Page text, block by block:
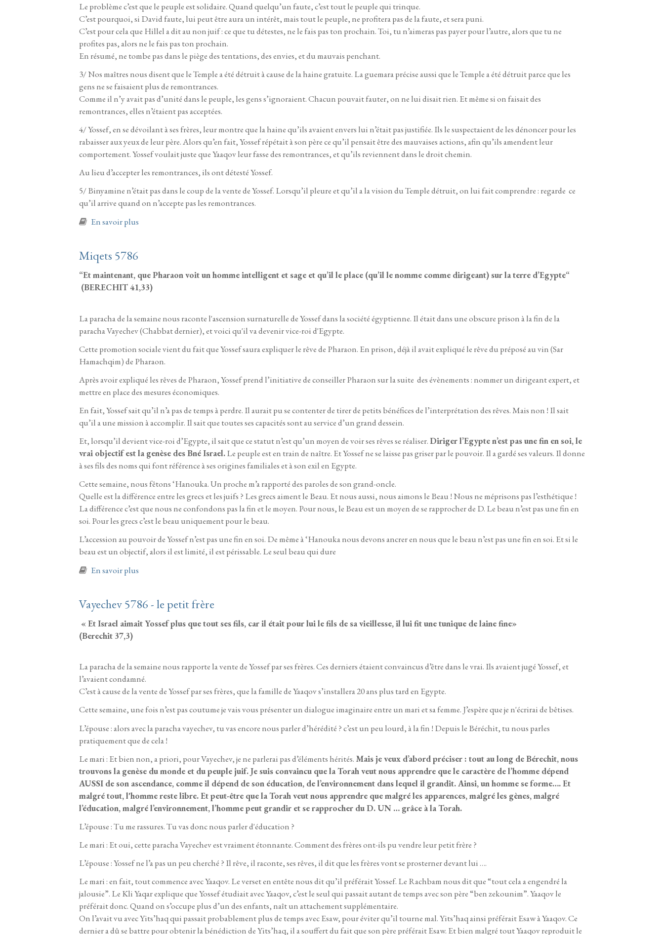
Le problème c’est que le peuple est solidaire. Quand quelqu’un faute, c’est tout le peuple qui trinque.
C’est pourquoi, si David faute, lui peut être aura un intérêt, mais tout le peuple, ne profitera pas de la faute, et sera puni.
C’est pour cela que Hillel a dit au non juif : ce que tu détestes, ne le fais pas ton prochain. Toi, tu n’aimeras pas payer pour l’autre, alors que tu ne
profites pas, alors ne le fais pas ton prochain.
En résumé, ne tombe pas dans le piège des tentations, des envies, et du mauvais penchant.
3/ Nos maîtres nous disent que le Temple a été détruit à cause de la haine gratuite. La guemara précise aussi que le Temple a été détruit parce que les
gens ne se faisaient plus de remontrances.
Comme il n’y avait pas d’unité dans le peuple, les gens s’ignoraient. Chacun pouvait fauter, on ne lui disait rien. Et même si on faisait des
remontrances, elles n’étaient pas acceptées.
4/ Yossef, en se dévoilant à ses frères, leur montre que la haine qu’ils avaient envers lui n’était pas justifiée. Ils le suspectaient de les dénoncer pour les
rabaisser aux yeux de leur père. Alors qu’en fait, Yossef répétait à son père ce qu’il pensait être des mauvaises actions, afin qu’ils amendent leur
comportement. Yossef voulait juste que Yaaqov leur fasse des remontrances, et qu’ils reviennent dans le droit chemin.
Au lieu d’accepter les remontrances, ils ont détesté Yossef.
5/ Binyamine n’était pas dans le coup de la vente de Yossef. Lorsqu’il pleure et qu’il a la vision du Temple détruit, on lui fait comprendre : regarde ce
qu’il arrive quand on n’accepte pas les remontrances.
En savoir plus
Miqets 5786
“Et maintenant, que Pharaon voit un homme intelligent et sage et qu’il le place (qu’il le nomme comme dirigeant) sur la terre d’Egypte“
(BERECHIT 41,33)
La paracha de la semaine nous raconte l'ascension surnaturelle de Yossef dans la société égyptienne. Il était dans une obscure prison à la fin de la
paracha Vayechev (Chabbat dernier), et voici qu'il va devenir vice-roi d'Egypte.
Cette promotion sociale vient du fait que Yossef saura expliquer le rêve de Pharaon. En prison, déjà il avait expliqué le rêve du préposé au vin (Sar
Hamachqim) de Pharaon.
Après avoir expliqué les rêves de Pharaon, Yossef prend l’initiative de conseiller Pharaon sur la suite des évènements : nommer un dirigeant expert, et
mettre en place des mesures économiques.
En fait, Yossef sait qu’il n’a pas de temps à perdre. Il aurait pu se contenter de tirer de petits bénéfices de l’interprétation des rêves. Mais non ! Il sait
qu’il a une mission à accomplir. Il sait que toutes ses capacités sont au service d’un grand dessein.
Et, lorsqu’il devient vice-roi d’Egypte, il sait que ce statut n’est qu’un moyen de voir ses rêves se réaliser.Diriger l’Egypte n’est pas une fin en soi, le
vrai objectif est la genèse des Bné Israel.Le peuple est en train de naître. Et Yossef ne se laisse pas griser par le pouvoir. Il a gardé ses valeurs. Il donne
à ses fils des noms qui font référence à ses origines familiales et à son exil en Egypte.
Cette semaine, nous fêtons ‘Hanouka. Un proche m’a rapporté des paroles de son grand-oncle.
Quelle est la différence entre les grecs et les juifs ? Les grecs aiment le Beau. Et nous aussi, nous aimons le Beau ! Nous ne méprisons pas l’esthétique !
La différence c’est que nous ne confondons pas la fin et le moyen. Pour nous, le Beau est un moyen de se rapprocher de D. Le beau n’est pas une fin en
soi. Pour les grecs c’est le beau uniquement pour le beau.
L’accession au pouvoir de Yossef n’est pas une fin en soi. De même à ‘Hanouka nous devons ancrer en nous que le beau n’est pas une fin en soi. Et si le
beau est un objectif, alors il est limité, il est périssable. Le seul beau qui dure
En savoir plus
Vayechev 5786 - le petit frère
« Et Israel aimait Yossef plus que tout ses fils, car il était pour lui le fils de sa vieillesse, il lui fit une tunique de laine fine»
(Berechit 37,3)
La paracha de la semaine nous rapporte la vente de Yossef par ses frères. Ces derniers étaient convaincus d’être dans le vrai. Ils avaient jugé Yossef, et
l’avaient condamné.
C’est à cause de la vente de Yossef par ses frères, que la famille de Yaaqov s’installera 20 ans plus tard en Egypte.
Cette semaine, une fois n’est pas coutume je vais vous présenter un dialogue imaginaire entre un mari et sa femme. J’espère que je n'écrirai de bêtises.
L’épouse : alors avec la paracha vayechev, tu vas encore nous parler d’hérédité ? c’est un peu lourd, à la fin ! Depuis le Béréchit, tu nous parles
pratiquement que de cela !
Le mari : Et bien non, a priori, pour Vayechev, je ne parlerai pas d’éléments hérités. Mais je veux d’abord préciser : tout au long de Bérechit, nous
trouvons la genèse du monde et du peuple juif. Je suis convaincu que la Torah veut nous apprendre que le caractère de l’homme dépend
AUSSI de son ascendance, comme il dépend de son éducation, de l’environnement dans lequel il grandit. Ainsi, un homme se forme…. Et
malgré tout, l'homme reste libre. Et peut-être que la Torah veut nous apprendre que malgré les apparences, malgré les gènes, malgré
l’éducation, malgré l’environnement, l’homme peut grandir et se rapprocher du D. UN … grâce à la Torah.
L’épouse : Tu me rassures. Tu vas donc nous parler d'éducation ?
Le mari : Et oui, cette paracha Vayechev est vraiment étonnante. Comment des frères ont-ils pu vendre leur petit frère ?
L’épouse : Yossef ne l’a pas un peu cherché ? Il rêve, il raconte, ses rêves, il dit que les frères vont se prosterner devant lui ….
Le mari : en fait, tout commence avec Yaaqov. Le verset en entête nous dit qu’il préférait Yossef. Le Rachbam nous dit que “tout cela a engendré la
jalousie”. Le Kli Yaqar explique que Yossef étudiait avec Yaaqov, c’est le seul qui passait autant de temps avec son père “ben zekounim”. Yaaqov le
préférait donc. Quand on s’occupe plus d’un des enfants, naît un attachement supplémentaire.
On l’avait vu avec Yits’haq qui passait probablement plus de temps avec Esaw, pour éviter qu’il tourne mal. Yits’haq ainsi préférait Esaw à Yaaqov. Ce
dernier a dû se battre pour obtenir la bénédiction de Yits’haq, il a souffert du fait que son père préférait Esaw. Et bien malgré tout Yaaqov reproduit le